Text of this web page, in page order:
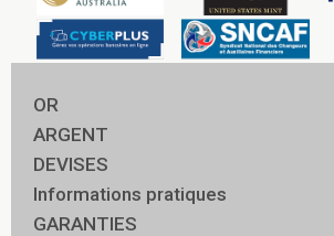
OR
ARGENT
DEVISES
Informations pratiques
GARANTIES